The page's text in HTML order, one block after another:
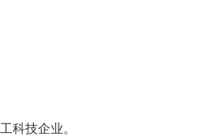
科技企业。